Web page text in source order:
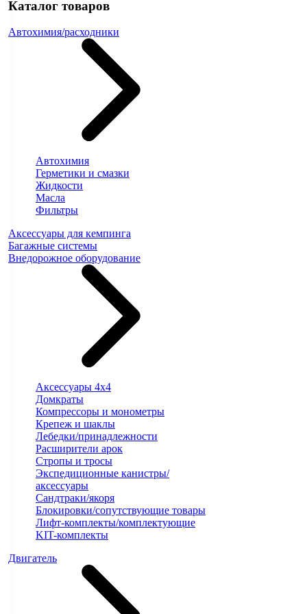
Каталог товаров
Автохимия/расходники
Автохимия
Герметики и смазки
Жидкости
Масла
Фильтры
Аксессуары для кемпинга
Багажные системы
Внедорожное оборудование
Аксессуары 4х4
Домкраты
Компрессоры и монометры
Крепеж и шаклы
Лебедки/принадлежности
Расширители арок
Стропы и тросы
Экспедиционные канистры/
аксессуары
Сандтраки/якоря
Блокировки/сопутствующие товары
Лифт-комплекты/комплектующие
KIT-комплекты
Двигатель